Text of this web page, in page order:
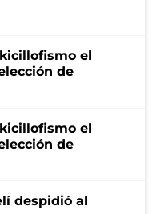
el
de
el
de
despidió al